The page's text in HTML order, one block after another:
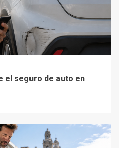
el seguro de auto en